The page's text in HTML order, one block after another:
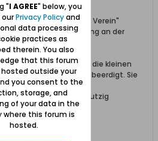
und ein Herr aus dem Verein"
auch schon jahrelang an der
werden die kleinen
gebracht und da beerdigt. Sie
der Grenze.
Jahr mal nach Putzig
bei Dir vorbei.
"I AGREE" below, you
Privacy Policyand
data processing
practices as
therein. You also
that this forum
outside your
you consent to the
storage, and
of your data in the
where this forum is
hosted.